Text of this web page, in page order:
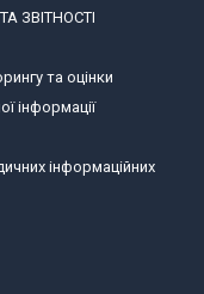
ЗВІТНОСТІ
та оцінки
інформації
інформаційних